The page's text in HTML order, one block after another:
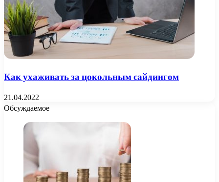
Как ухаживать за цокольным сайдингом
21.04.2022
Обсуждаемое